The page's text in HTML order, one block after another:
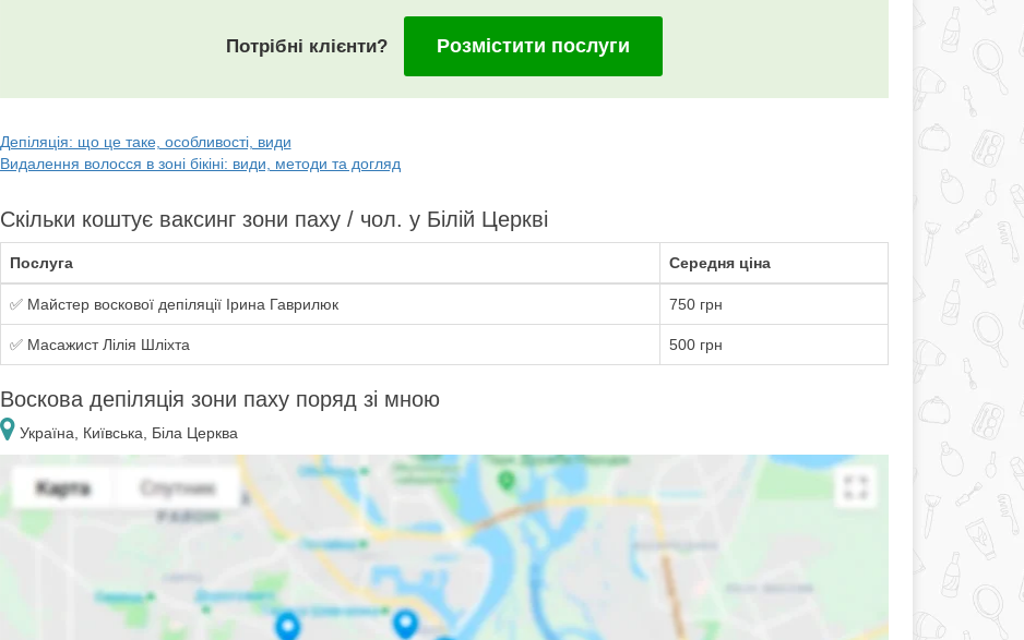
Потрібні клієнти? Розмістити послуги
Депіляція: що це таке, особливості, види
Видалення волосся в зоні бікіні: види, методи та догляд
Скільки коштує ваксинг зони паху / чол. у Білій Церкві
Послуга Середня ціна
✅ Майстер воскової депіляції Ірина Гаврилюк 750 грн
✅ Масажист Лілія Шліхта 500 грн
Воскова депіляція зони паху поряд зі мною
Україна, Київська, Біла Церква